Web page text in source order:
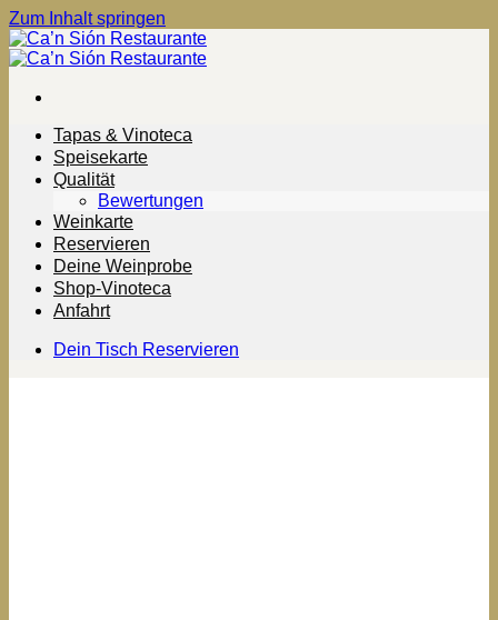
Zum Inhalt springen
Tapas & Vinoteca
Speisekarte
Qualität
Bewertungen
Weinkarte
Reservieren
Deine Weinprobe
Shop-Vinoteca
Anfahrt
Dein Tisch Reservieren